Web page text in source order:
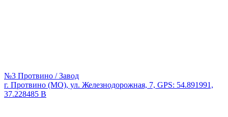
№3 Протвино / Завод
г. Протвино (МО), ул. Железнодорожная, 7, GPS: 54.891991,
37.228485 В